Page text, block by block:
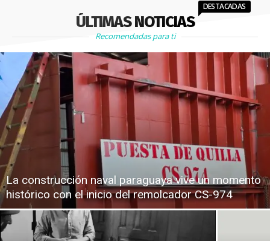
ÚLTIMAS NOTICIAS
DESTACADAS
Recomendadas para ti
La construcción naval paraguaya vive un momento
histórico con el inicio del remolcador CS-974